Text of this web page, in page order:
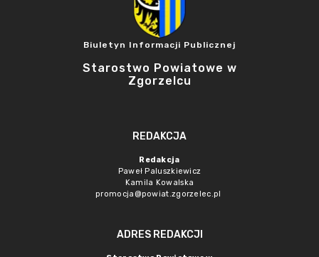
Biuletyn Informacji Publicznej
Starostwo Powiatowe w
Zgorzelcu
REDAKCJA
Redakcja
Paweł Paluszkiewicz
Kamila Kowalska
promocja@powiat.zgorzelec.pl
ADRES REDAKCJI